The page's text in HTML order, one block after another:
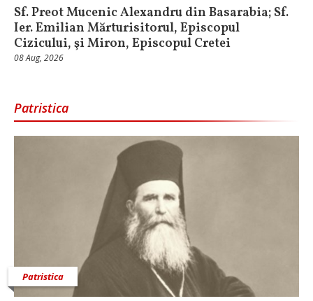
Sf. Preot Mucenic Alexandru din Basarabia; Sf.
Ier. Emilian Mărturisitorul, Episcopul
Cizicului, şi Miron, Episcopul Cretei
08 Aug, 2026
Patristica
Patristica